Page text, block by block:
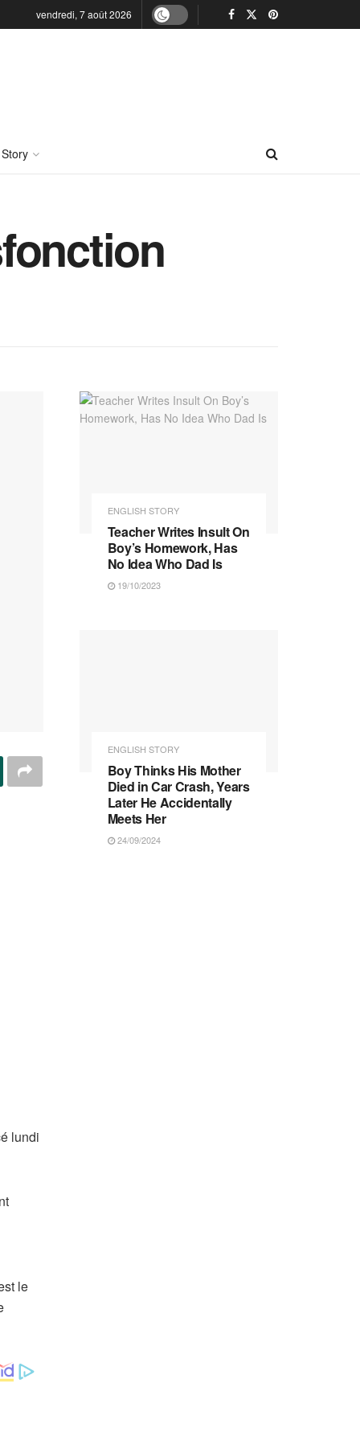
vendredi, 7 août 2026
lundi
le
ENGLISH STORY
Teacher Writes Insult On
Boy’s Homework, Has
No Idea Who Dad Is
19/10/2023
ENGLISH STORY
Boy Thinks His Mother
Died in Car Crash, Years
Later He Accidentally
Meets Her
24/09/2024